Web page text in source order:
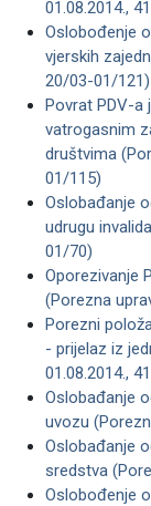
01.08.2014.,
Oslobođenje
vjerskih
20/03-01/121)
Povrat PDV-a
vatrogasnim
društvima
01/115)
Oslobađanje
udrugu
01/70)
Oporezivanje
(Porezna
Porezni
- prijelaz iz
01.08.2014.,
Oslobađanje
uvozu
Oslobađanje
sredstva
Oslobođenje